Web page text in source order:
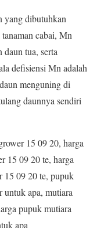
yang dibutuhkan
cabai, Mn
daun tua, serta
defisiensi Mn adalah
menguning di
daunnya sendiri
15 09 20, harga
15 09 20 te, harga
15 09 20 te, pupuk
untuk apa, mutiara
pupuk mutiara
apa